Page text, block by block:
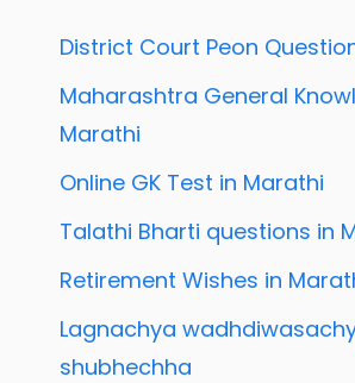
District Court Peon
Maharashtra General
Marathi
Online GK Test in Marathi
Talathi Bharti questions in
Retirement Wishes in
Lagnachya
shubhechha